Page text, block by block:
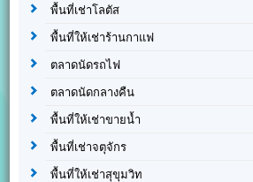
พื้นที่เช่าโลตัส
พื้นที่ให้เช่าร้านกาแฟ
ตลาดนัดรถไฟ
ตลาดนัดกลางคืน
พื้นที่ให้เช่าขายน้ำ
พื้นที่เช่าจตุจักร
พื้นที่ให้เช่าสุขุมวิท